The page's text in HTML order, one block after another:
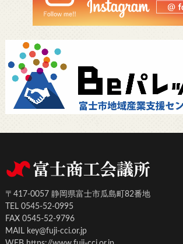
〒417-0057 静岡県富士市瓜島町82番地
TEL 0545-52-0995
FAX 0545-52-9796
MAIL key@fuji-cci.or.jp